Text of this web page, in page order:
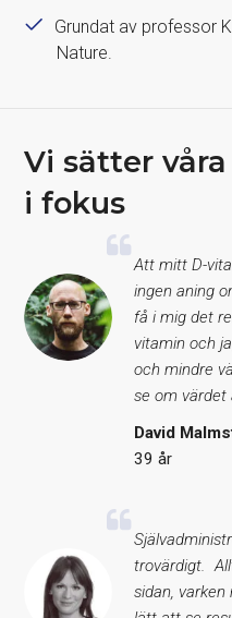
Grundat av professor
Nature.
Vi sätter
i fokus
Att mitt D-
ingen aning
få i mig det
vitamin och
och mindre
se om värdet
David
39 år
trovärdigt.
sidan,